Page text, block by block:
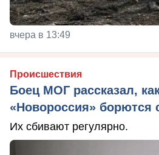
вчера в 13:49
Происшествия
Боец МОГ рассказал,
«Новороссия» борются
Их сбивают регулярно.